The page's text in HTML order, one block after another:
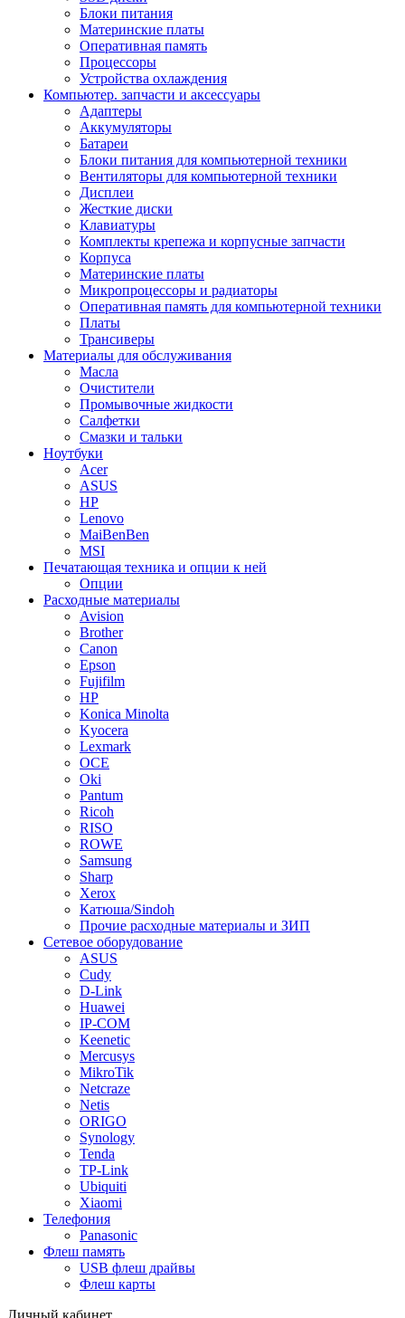
Блоки питания
Материнские платы
Оперативная память
Процессоры
Устройства охлаждения
Компьютер. запчасти и аксессуары
Адаптеры
Аккумуляторы
Батареи
Блоки питания для компьютерной техники
Вентиляторы для компьютерной техники
Дисплеи
Жесткие диски
Клавиатуры
Комплекты крепежа и корпусные запчасти
Корпуса
Материнские платы
Микропроцессоры и радиаторы
Оперативная память для компьютерной техники
Платы
Трансиверы
Материалы для обслуживания
Масла
Очистители
Промывочные жидкости
Салфетки
Смазки и тальки
Ноутбуки
Acer
ASUS
HP
Lenovo
MaiBenBen
MSI
Печатающая техника и опции к ней
Опции
Расходные материалы
Avision
Brother
Canon
Epson
Fujifilm
HP
Konica Minolta
Kyocera
Lexmark
OCE
Oki
Pantum
Ricoh
RISO
ROWE
Samsung
Sharp
Xerox
Катюша/Sindoh
Прочие расходные материалы и ЗИП
Сетевое оборудование
ASUS
Cudy
D-Link
Huawei
IP-COM
Keenetic
Mercusys
MikroTik
Netcraze
Netis
ORIGO
Synology
Tenda
TP-Link
Ubiquiti
Xiaomi
Телефония
Panasonic
Флеш память
USB флеш драйвы
Флеш карты
Личный кабинет